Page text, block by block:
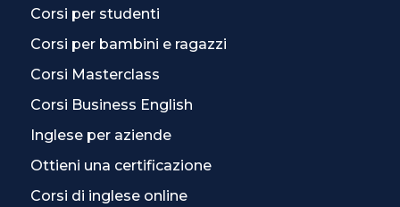
Corsi per studenti
Corsi per bambini e ragazzi
Corsi Masterclass
Corsi Business English
Inglese per aziende
Ottieni una certificazione
Corsi di inglese online